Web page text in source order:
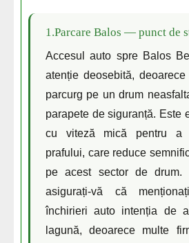
1.Parcare Balos — punct de
Accesul auto spre Balos
atenție deosebită,
parcurg pe un drum
parapete de siguranță. Este
cu viteză mică pentru a
prafului, care reduce
pe acest sector de drum.
asigurați-vă că
închirieri auto intenția de
lagună, deoarece multe